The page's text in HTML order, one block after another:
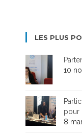
LES PLUS
10
pour
8